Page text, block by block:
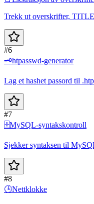
Trekk ut overskrifter,
#6
🗝️htpasswd-generator
Lag et hashet passord til
#7
🗄️MySQL-syntakskontroll
Sjekker syntaksen til
#8
🕒Nettklokke